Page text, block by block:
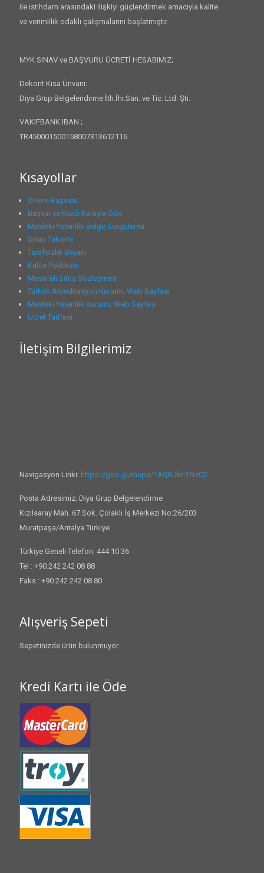
ile istihdam arasındaki ilişkiyi güçlendirmek amacıyla kalite
ve verimlilik odaklı çalışmalarını başlatmıştır.
MYK SINAV ve BAŞVURU ÜCRETİ HESABIMIZ;
Dekont Kısa Ünvanı:
Diya Grup Belgelendirme İth.İhr.San. ve Tic. Ltd. Şti.
VAKIFBANK IBAN ;
TR450001500158007313612116
Kısayollar
Online Başvuru
Başvur ve Kredi Kartıyla Öde
Mesleki Yeterlilik Belge Sorgulama
Sınav Takvimi
Tarafsızlık Beyanı
Kalite Politikası
Mesafeli Satış Sözleşmesi
Türkak Akreditasyon Kurumu Web Sayfası
Mesleki Yeterlilik Kurumu Web Sayfası
Ücret Tarifesi
İletişim Bilgilerimiz
Navigasyon Linki: https://goo.gl/maps/1AQRJkn1NzC2
Posta Adresimiz; Diya Grup Belgelendirme
Kızılsaray Mah. 67.Sok. Çolaklı İş Merkezi No:26/203
Muratpaşa/Antalya Türkiye
Türkiye Geneli Telefon: 444 10 36
Tel : +90.242 242 08 88
Faks : +90.242 242 08 80
Alışveriş Sepeti
Sepetinizde ürün bulunmuyor.
Kredi Kartı ile Öde